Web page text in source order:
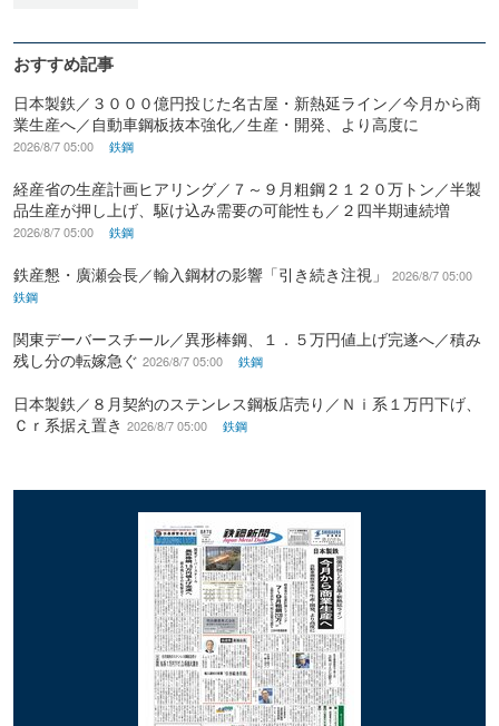
おすすめ記事
日本製鉄／３０００億円投じた名古屋・新熱延ライン／今月から商
業生産へ／自動車鋼板抜本強化／生産・開発、より高度に
2026/8/7 05:00 鉄鋼
経産省の生産計画ヒアリング／７～９月粗鋼２１２０万トン／半製
品生産が押し上げ、駆け込み需要の可能性も／２四半期連続増
2026/8/7 05:00 鉄鋼
鉄産懇・廣瀬会長／輸入鋼材の影響「引き続き注視」
2026/8/7 05:00
鉄鋼
関東デーバースチール／異形棒鋼、１．５万円値上げ完遂へ／積み
残し分の転嫁急ぐ 2026/8/7 05:00 鉄鋼
日本製鉄／８月契約のステンレス鋼板店売り／Ｎｉ系１万円下げ、
Ｃｒ系据え置き 2026/8/7 05:00 鉄鋼